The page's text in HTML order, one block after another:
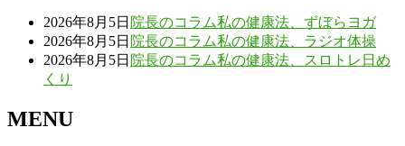
2026年8月5日 院長のコラム私の健康法、ずぼらヨガ
2026年8月5日 院長のコラム私の健康法、ラジオ体操
2026年8月5日 院長のコラム私の健康法、スロトレ日め
くり
MENU